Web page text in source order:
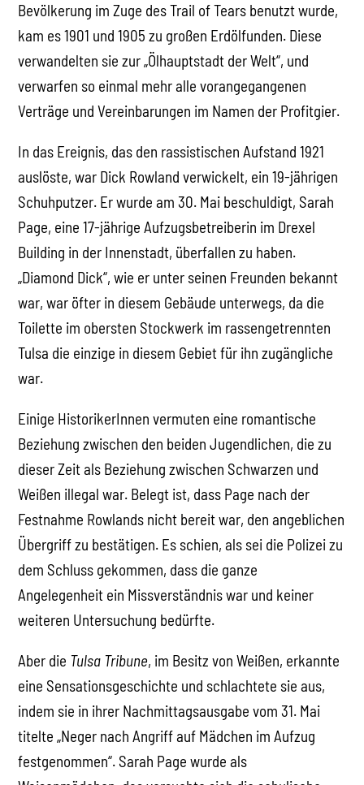
Bevölkerung im Zuge des Trail of Tears benutzt wurde,
kam es 1901 und 1905 zu großen Erdölfunden. Diese
verwandelten sie zur „Ölhauptstadt der Welt“, und
verwarfen so einmal mehr alle vorangegangenen
Verträge und Vereinbarungen im Namen der Profitgier.
In das Ereignis, das den rassistischen Aufstand 1921
auslöste, war Dick Rowland verwickelt, ein 19-jährigen
Schuhputzer. Er wurde am 30. Mai beschuldigt, Sarah
Page, eine 17-jährige Aufzugsbetreiberin im Drexel
Building in der Innenstadt, überfallen zu haben.
„Diamond Dick“, wie er unter seinen Freunden bekannt
war, war öfter in diesem Gebäude unterwegs, da die
Toilette im obersten Stockwerk im rassengetrennten
Tulsa die einzige in diesem Gebiet für ihn zugängliche
war.
Einige HistorikerInnen vermuten eine romantische
Beziehung zwischen den beiden Jugendlichen, die zu
dieser Zeit als Beziehung zwischen Schwarzen und
Weißen illegal war. Belegt ist, dass Page nach der
Festnahme Rowlands nicht bereit war, den angeblichen
Übergriff zu bestätigen. Es schien, als sei die Polizei zu
dem Schluss gekommen, dass die ganze
Angelegenheit ein Missverständnis war und keiner
weiteren Untersuchung bedürfte.
Aber die Tulsa Tribune, im Besitz von Weißen, erkannte
eine Sensationsgeschichte und schlachtete sie aus,
indem sie in ihrer Nachmittagsausgabe vom 31. Mai
titelte „Neger nach Angriff auf Mädchen im Aufzug
festgenommen“. Sarah Page wurde als